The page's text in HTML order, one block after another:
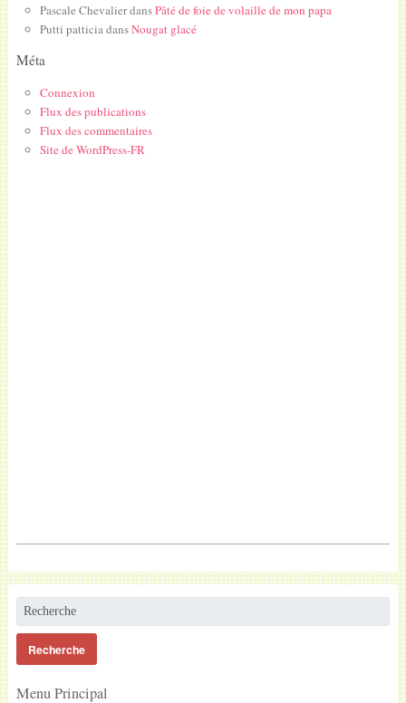
Pascale ChevalierdansPâté de foie de volaille de mon papa
Putti patticiadansNougat glacé
Méta
Connexion
Flux des publications
Flux des commentaires
Site de WordPress-FR
Menu Principal